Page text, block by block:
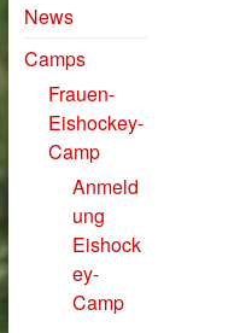
News
Camps
Frauen-
Eishockey-
Camp
Anmeld
ung
Eishock
ey-
Camp